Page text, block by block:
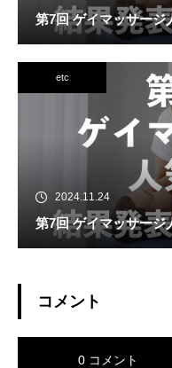
第7回 ゲイマッサー
etc
2024.11.24
第7回 ゲイマッサー
コメント
0 コメント